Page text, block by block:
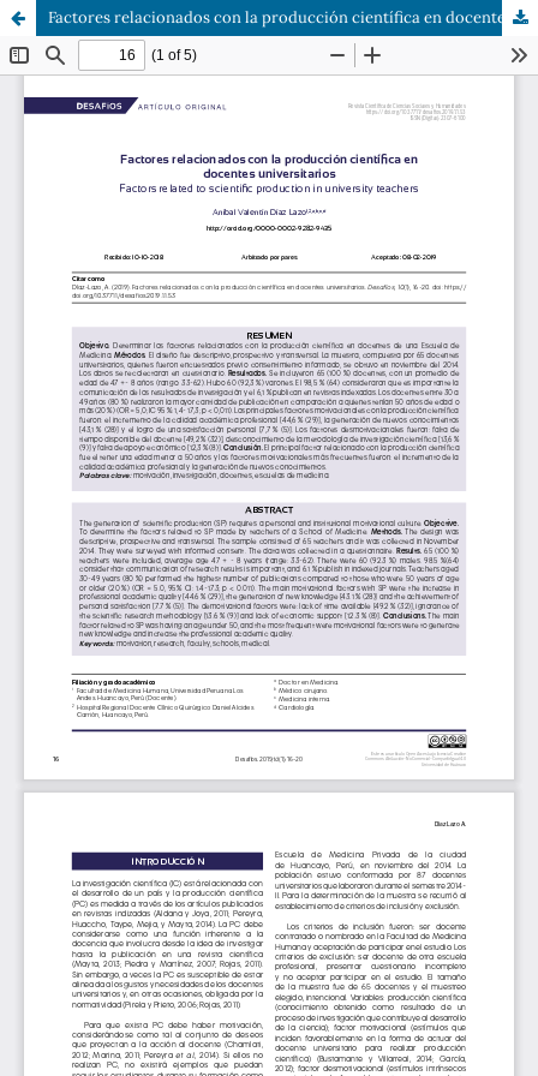
Factores relacionados con la producción científica en docentes universitarios